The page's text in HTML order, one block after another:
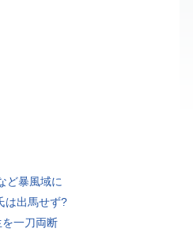
ど暴風域に
は出馬せず?
一刀両断